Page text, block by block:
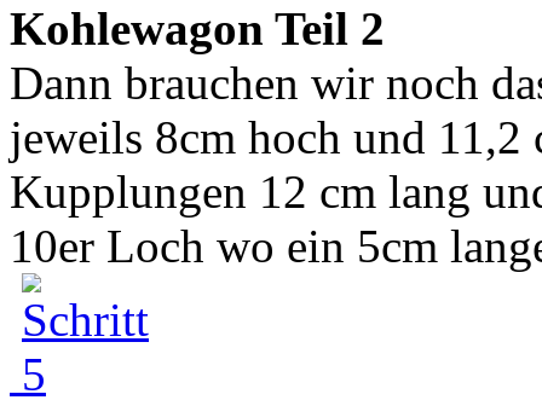
Kohlewagon Teil 2
Dann brauchen wir noch
jeweils 8cm hoch und 11,2
Kupplungen 12 cm lang
10er Loch wo ein 5cm